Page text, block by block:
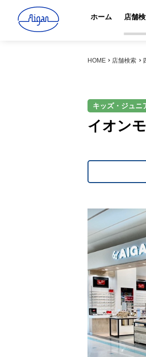
ホーム 店舗
HOME 店舗検索
キッズ・ジュニ
イオン